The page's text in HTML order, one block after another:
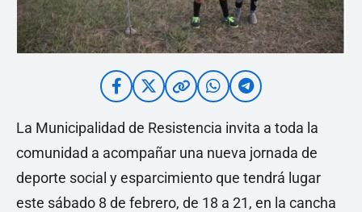
La Municipalidad de Resistencia invita a toda la
comunidad a acompañar una nueva jornada de
deporte social y esparcimiento que tendrá lugar
este sábado 8 de febrero, de 18 a 21, en la cancha